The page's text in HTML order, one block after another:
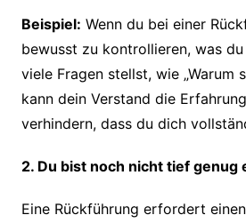
Beispiel: Wenn du bei einer
bewusst zu kontrollieren, was
viele Fragen stellst, wie „Warum
kann dein Verstand die
verhindern, dass du dich
2. Du bist noch nicht tief genug
Eine Rückführung erfordert